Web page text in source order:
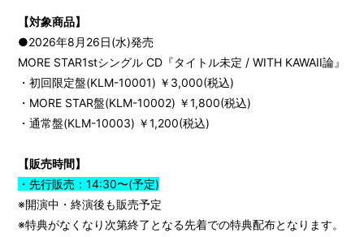
【対象商品】
●2026年8月26日(水)発売
MORE STAR1stシングル CD『タイトル未定 / WITH KAWAII論』
・初回限定盤(KLM-10001) ￥3,000(税込)
・MORE STAR盤(KLM-10002) ￥1,800(税込)
・通常盤(KLM-10003) ￥1,200(税込)
【販売時間】
・先行販売：14:30〜(予定)
※開演中・終演後も販売予定
※特典がなくなり次第終了となる先着での特典配布となります。